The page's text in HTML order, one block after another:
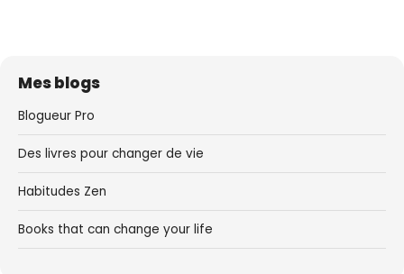
Mes blogs
Blogueur Pro
Des livres pour changer de vie
Habitudes Zen
Books that can change your life